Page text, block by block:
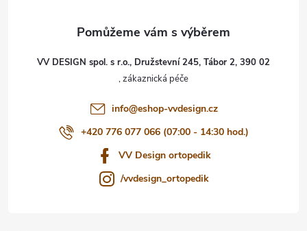
VV DESIGN spol. s r.o., Družstevní 245, Tábor 2, 390 02
info@eshop-vvdesign.cz
+420 776 077 066 (07:00 - 14:30 hod.)
VV Design ortopedik
/vvdesign_ortopedik